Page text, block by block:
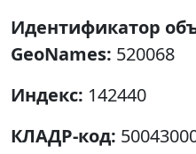
Идентификатор
GeoNames: 520068
Индекс: 142440
КЛАДР-код: